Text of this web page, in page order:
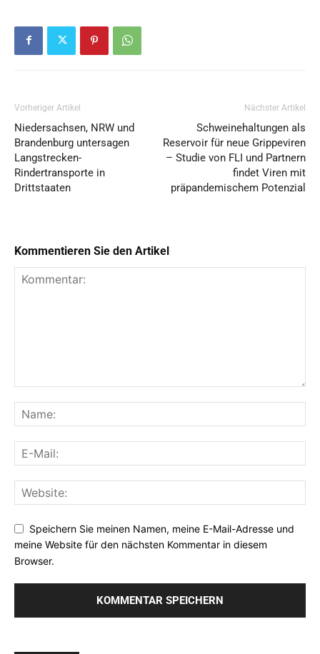
Vorheriger Artikel
Niedersachsen, NRW und
Brandenburg untersagen
Langstrecken-
Rindertransporte in
Drittstaaten
Nächster Artikel
Schweinehaltungen als
Reservoir für neue Grippeviren
– Studie von FLI und Partnern
findet Viren mit
präpandemischem Potenzial
Kommentieren Sie den Artikel
Speichern Sie meinen Namen, meine E-Mail-Adresse und
meine Website für den nächsten Kommentar in diesem
Browser.